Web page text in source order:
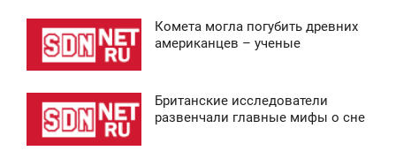
Комета могла погубить древних
американцев – ученые
Британские исследователи
развенчали главные мифы о сне